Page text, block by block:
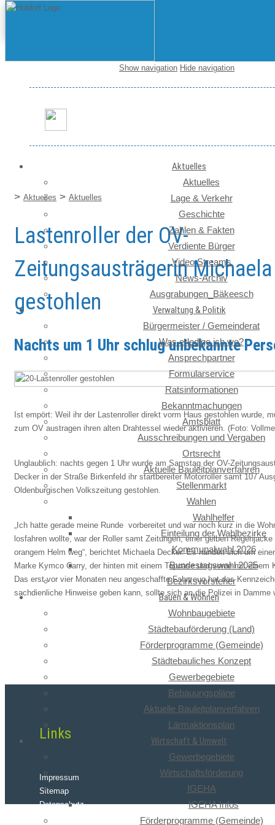
Show navigation Hide navigation
Aktuelles
Aktuelles
Lage & Verkehr
Geschichte
Zahlen & Fakten
Verdiente Bürger
Video Streams
News-Archiv
Ausgrabungen_Bäkeesch
Verwaltung & Politik
Bürgermeister / Gemeinderat
Was erledige ich wo?
Ansprechpartner
Formularservice
Ratsinformationen
Bekanntmachungen
Amtsblatt
Ausschreibungen und Vergaben
Ortsrecht
Aktuelle Bauleitplanverfahren
Stellenmarkt
Wahlen
Wahlhelfer
Einteilung der Wahlbezirke
Kommunalwahl 2026
Bundestagswahl 2025
Bezirksvorsteher
Bauen & Wohnen
Wohnbaugebiete
Städtebauförderung (Land)
Förderprogramme (Gemeinde)
Städtebauliches Konzept
Gewerbegebiete
Bebauungspläne
Aktuelle Bauleitplanverfahren
Lärmaktionsplan
Wirtschaft & Umwelt
Gewerbegebiete
Wirtschaftsförderung
IGEHA
IGEHA Infos
Förderprogramme (Gemeinde)
> Aktuelles > Aktuelles
Lastenroller der OV-
Zeitungsausträgerin
gestohlen
Nachts um 1 Uhr schlug unbekannte
Ist empört: Weil ihr der Lastenroller direkt vorm Haus gestohlen wurde,
zum OV austragen ihren alten Drahtessel wieder aktivieren. (Foto:
Unglaublich: nachts gegen 1 Uhr wurde am Samstag der OV-
Decker in der Straße Birkenfeld ihr startbereiter Motorroller samt 107
Oldenburgischen Volkszeitung gestohlen.
„Ich hatte gerade meine Runde vorbereitet und war noch kurz in die
losfahren wollte, war der Roller samt Zeitungen, einer gelben
orangem Helm weg“, berichtet Michaela Decker. Es handelt sich um
Marke Kymco Carry, der hinten mit einem Topcase und vorne mit einem
Das erst vor vier Monaten neu angeschaffte Fahrzeug hat das
sachdienliche Hinweise geben kann, sollte sich an die Polizei in Damme
Links
Impressum
Sitemap
Datenschutz